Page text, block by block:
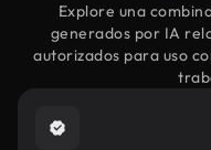
Explore una
generados por IA
autorizados para uso